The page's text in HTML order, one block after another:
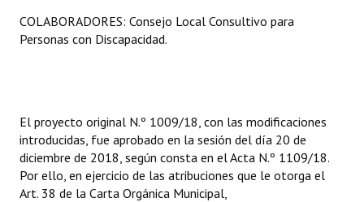
COLABORADORES: Consejo Local Consultivo para
Personas con Discapacidad.
El proyecto original N.º 1009/18, con las modificaciones
introducidas, fue aprobado en la sesión del día 20 de
diciembre de 2018, según consta en el Acta N.º 1109/18.
Por ello, en ejercicio de las atribuciones que le otorga el
Art. 38 de la Carta Orgánica Municipal,